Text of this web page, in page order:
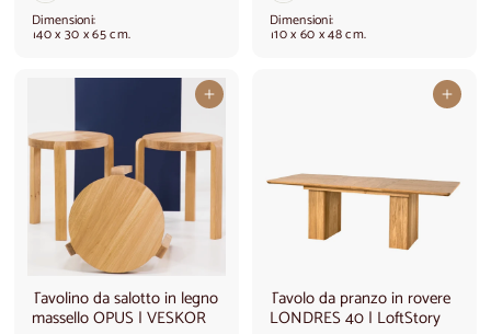
,
0
Dimensioni:
140 x 30 x 65 cm.
,
0
Dimensioni:
110 x 60 x 48 cm.
Aggiungi al carrello
Tavolino da salotto in legno
massello OPUS | VESKOR
Aggiungi al carrello
Tavolo da pranzo in rovere
LONDRES 40 | LoftStory